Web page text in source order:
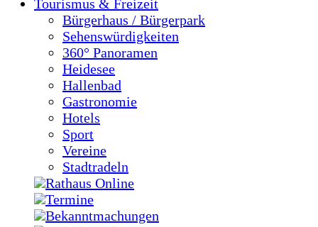
Tourismus & Freizeit
Bürgerhaus / Bürgerpark
Sehenswürdigkeiten
360° Panoramen
Heidesee
Hallenbad
Gastronomie
Hotels
Sport
Vereine
Stadtradeln
Rathaus Online
Termine
Bekanntmachungen